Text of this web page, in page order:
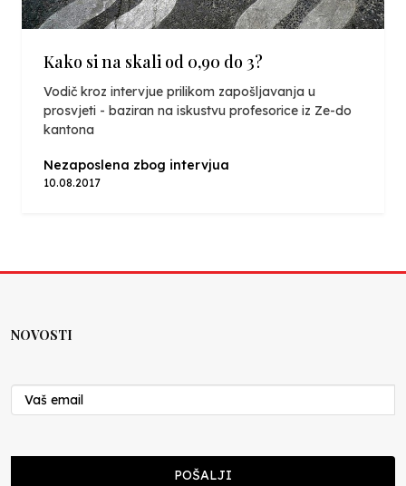
Kako si na skali od 0,90 do 3?
Vodič kroz intervjue prilikom zapošljavanja u
prosvjeti - baziran na iskustvu profesorice iz Ze-do
kantona
Nezaposlena zbog intervjua
10.08.2017
NOVOSTI
POŠALJI